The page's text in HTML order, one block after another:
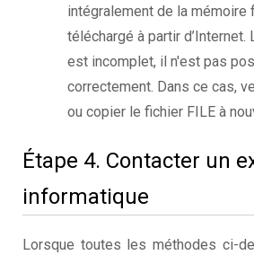
intégralement de la mémoire
téléchargé à partir
est incomplet, il n'est pas
correctement. Dans ce cas,
ou copier le fichier FILE à
Étape 4. Contacter un
informatique
Lorsque toutes les méthodes ci-